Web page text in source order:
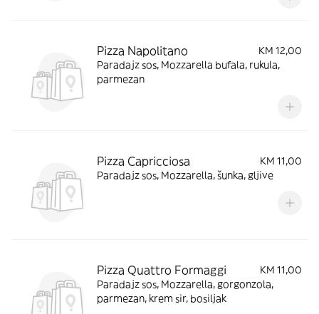
Pizza Napolitano
KM 12,00
Paradajz sos, Mozzarella bufala, rukula,
parmezan
Pizza Capricciosa
KM 11,00
Paradajz sos, Mozzarella, šunka, gljive
Pizza Quattro Formaggi
KM 11,00
Paradajz sos, Mozzarella, gorgonzola,
parmezan, krem sir, bosiljak